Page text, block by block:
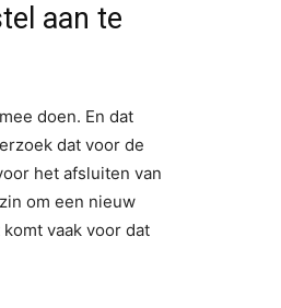
aan te
doen. En dat
dat voor de
het afsluiten van
om een nieuw
vaak voor dat